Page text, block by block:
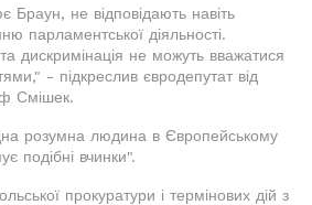
Браун, не відповідають навіть
парламентської діяльності.
дискримінація не можуть вважатися
- підкреслив євродепутат від
Смішек.
розумна людина в Європейському
подібні вчинки".
прокуратури і термінових дій з